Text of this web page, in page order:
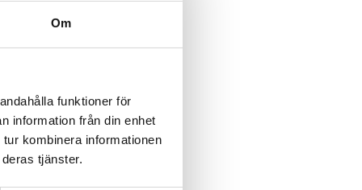
Om
funktioner för
information från din enhet
kombinera informationen
tjänster.